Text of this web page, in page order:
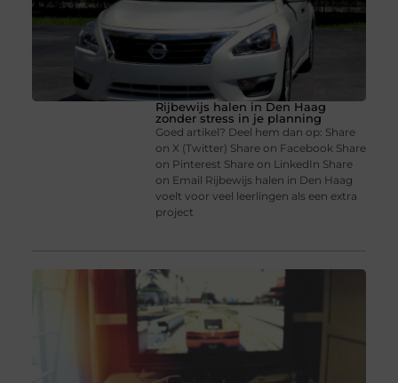
Rijbewijs halen in Den Haag
zonder stress in je planning
Goed artikel? Deel hem dan op: Share
on X (Twitter) Share on Facebook Share
on Pinterest Share on LinkedIn Share
on Email Rijbewijs halen in Den Haag
voelt voor veel leerlingen als een extra
project